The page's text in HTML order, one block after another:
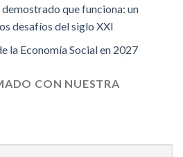
demostrado que funciona: un
desafíos del siglo XXI
la Economía Social en 2027
CON NUESTRA